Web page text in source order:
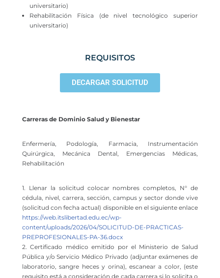
universitario)
Rehabilitación Física (de nivel tecnológico superior
universitario)
REQUISITOS
DECARGAR SOLICITUD
Carreras de Dominio Salud y Bienestar
Enfermería, Podología, Farmacia, Instrumentación
Quirúrgica, Mecánica Dental, Emergencias Médicas,
Rehabilitación
1. Llenar la solicitud colocar nombres completos, N° de
cédula, nivel, carrera, sección, campus y sector donde vive
(solicitud con fecha actual) disponible en el siguiente enlace
https://web.itslibertad.edu.ec/wp-
content/uploads/2026/04/SOLICITUD-DE-PRACTICAS-
PREPROFESIONALES-PA-36.docx
2. Certificado médico emitido por el Ministerio de Salud
Pública y/o Servicio Médico Privado (adjuntar exámenes de
laboratorio, sangre heces y orina), escanear a color, (este
requisito está a consideración de cada carrera si lo solicita o